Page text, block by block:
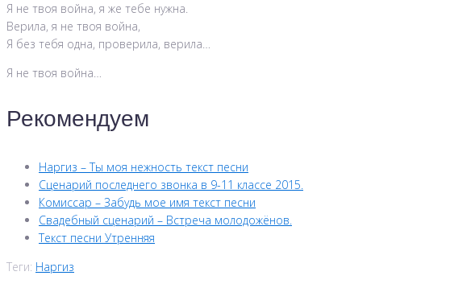
Я не твоя война, я же тебе нужна.
Верила, я не твоя война,
Я без тебя одна, проверила, верила…
Я не твоя война…
Рекомендуем
Наргиз – Ты моя нежность текст песни
Сценарий последнего звонка в 9-11 классе 2015.
Комиссар – Забудь мое имя текст песни
Свадебный сценарий – Встреча молодожёнов.
Текст песни Утренняя
Теги: Наргиз